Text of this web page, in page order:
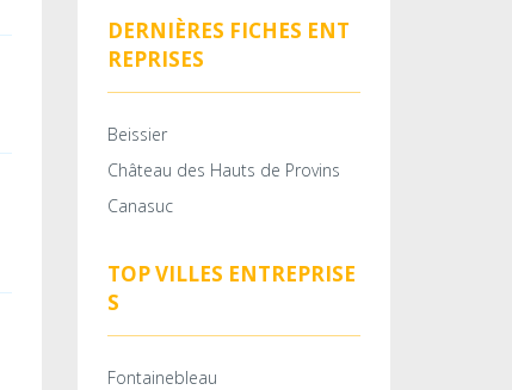
DERNIÈRES FICHES ENT
REPRISES
Beissier
Château des Hauts de Provins
Canasuc
TOP VILLES ENTREPRISE
S
Fontainebleau